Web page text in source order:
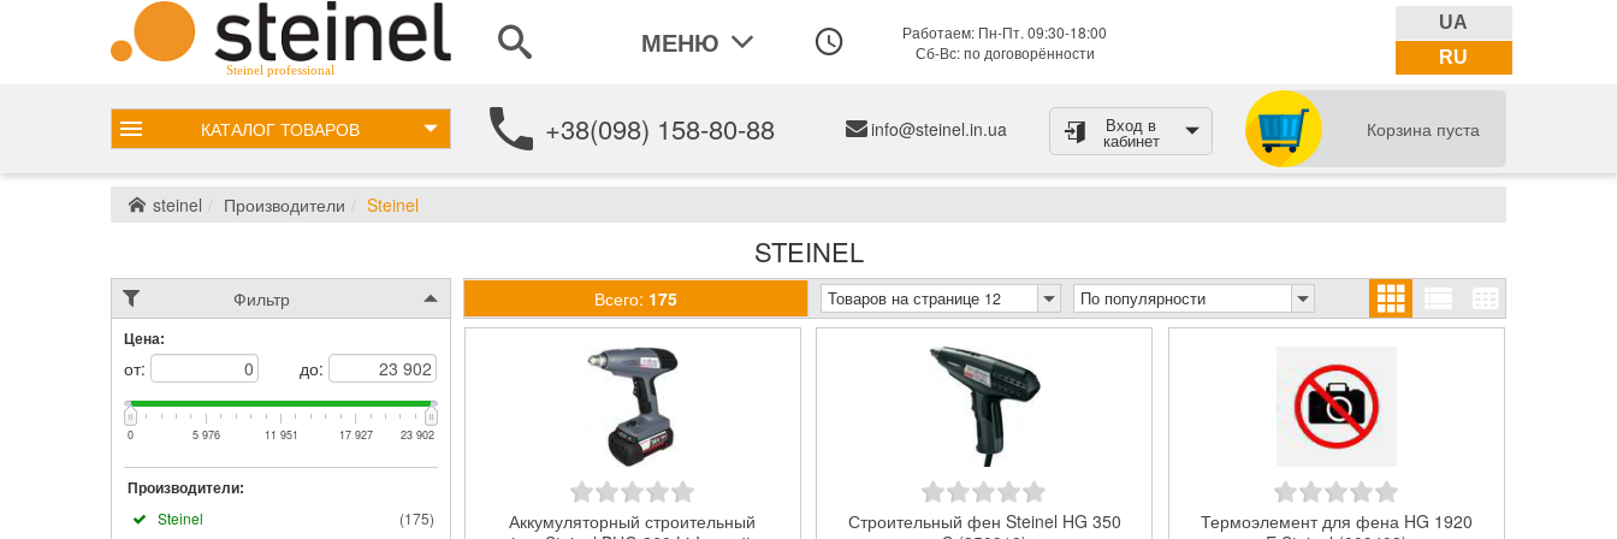
Steinel professional
МЕНЮ
Работаем: Пн-Пт. 09:30-18:00
Сб-Вс: по договорённости
UA
RU
КАТАЛОГТОВАРОВ +38(098) 158-80-88 info@steinel.in.ua Вход в
кабинет Корзина пуста
steinel Производители Steinel
STEINEL
Фильтр
Цена:
от: до:
0 5 976 11 951 17 927 23 902
Производители:
(175)
Steinel
Всего: 175 Товаров на странице 12 По популярности
Аккумуляторный строительный
Строительный фен Steinel HG 350
Термоэлемент для фена HG 1920